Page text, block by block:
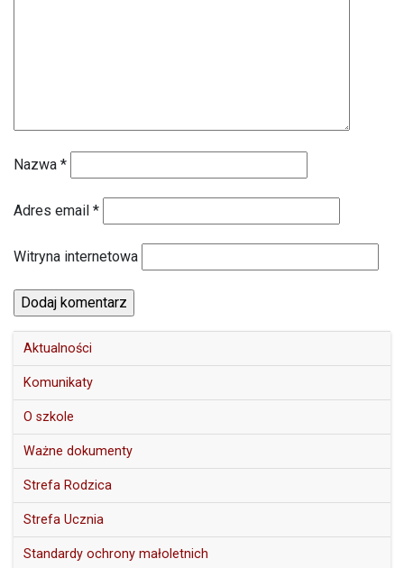
Nazwa *
Adres email *
Witryna internetowa
Aktualności
Komunikaty
O szkole
Ważne dokumenty
Strefa Rodzica
Strefa Ucznia
Standardy ochrony małoletnich